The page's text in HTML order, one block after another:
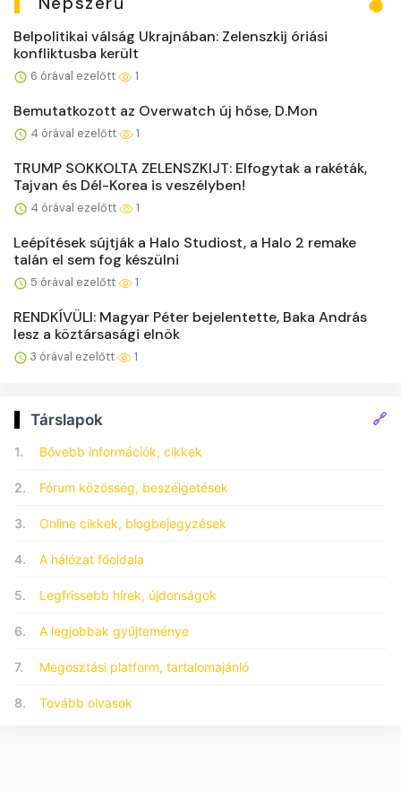
Belpolitikai válság Ukrajnában: Zelenszkij óriási
konfliktusba került
6 órával ezelőtt 1
Bemutatkozott az Overwatch új hőse, D.Mon
4 órával ezelőtt 1
TRUMP SOKKOLTA ZELENSZKIJT: Elfogytak a rakéták,
Tajvan és Dél-Korea is veszélyben!
4 órával ezelőtt 1
Leépítések sújtják a Halo Studiost, a Halo 2 remake
talán el sem fog készülni
5 órával ezelőtt 1
RENDKÍVÜLI: Magyar Péter bejelentette, Baka András
lesz a köztársasági elnök
3 órával ezelőtt 1
Társlapok 🔗
1. Bővebb információk, cikkek
2. Fórum közösség, beszélgetések
3. Online cikkek, blogbejegyzések
4. A hálózat főoldala
5. Legfrissebb hírek, újdonságok
6. A legjobbak gyűjteménye
7. Megosztási platform, tartalomajánló
8. Tovább olvasok